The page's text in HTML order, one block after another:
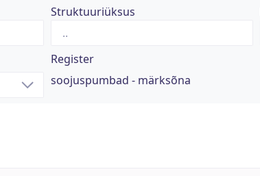
Struktuuriüksus
Register
soojuspumbad - märksõna